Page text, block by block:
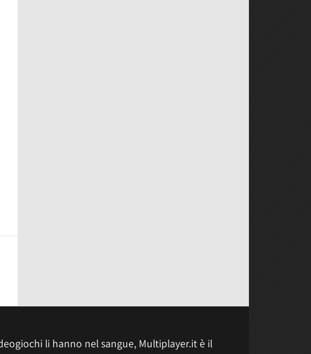
li hanno nel sangue, Multiplayer.it è il